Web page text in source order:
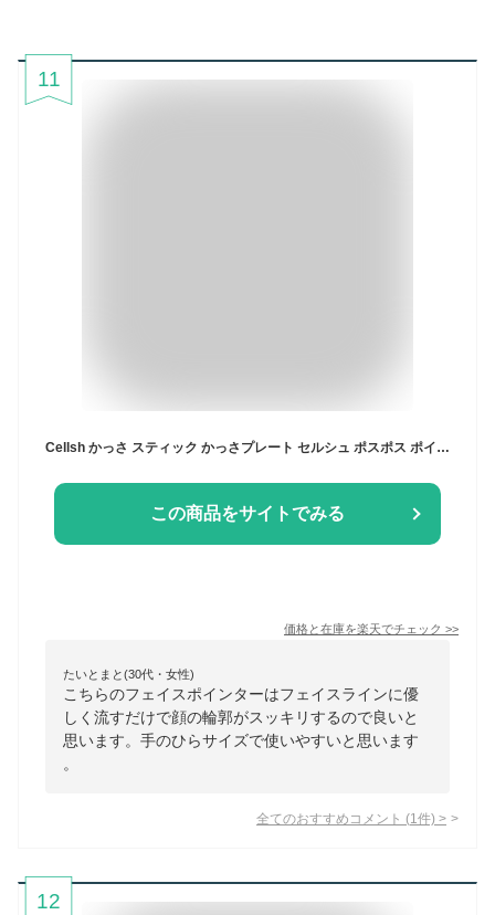
11
Cellsh かっさ スティック かっさプレート セルシュ ポスポス ポイント スティック かっさスティック かっさ フェイスポインター 美顔器 美容 かっさ棒 スパチュラ ツボ押し ポスポス美顔器 ツボ押し たるみ 健康 ヘルスケア 血流 小顔 軽量 シルバー きれい おしゃれ
この商品をサイトでみる
価格と在庫を楽天でチェック >>
たいとまと(30代・女性)
こちらのフェイスポインターはフェイスラインに優
しく流すだけで顔の輪郭がスッキリするので良いと
思います。手のひらサイズで使いやすいと思います
。
全てのおすすめコメント (1 件) >
12